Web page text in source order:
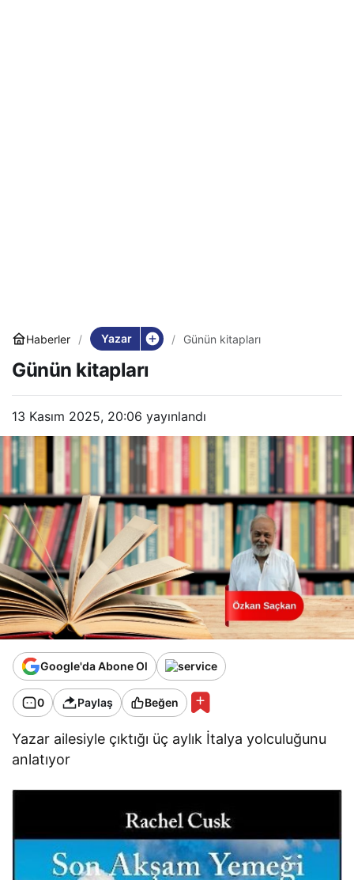
Haberler Yazar Günün kitapları
Günün kitapları
13 Kasım 2025, 20:06 yayınlandı
Google'da Abone Ol
0 Paylaş Beğen
Yazar ailesiyle çıktığı üç aylık İtalya yolculuğunu
anlatıyor